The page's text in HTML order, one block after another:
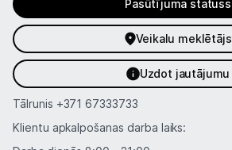
Pasūtījuma statuss
Veikalu meklētājs
Uzdot jautājumu
Tālrunis +371 67333733
Klientu apkalpošanas darba laiks: